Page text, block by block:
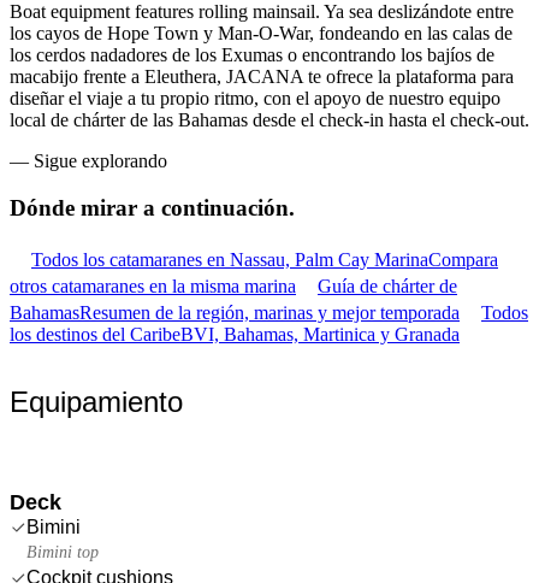
Boat equipment features rolling mainsail. Ya sea deslizándote entre
los cayos de Hope Town y Man-O-War, fondeando en las calas de
los cerdos nadadores de los Exumas o encontrando los bajíos de
macabijo frente a Eleuthera, JACANA te ofrece la plataforma para
diseñar el viaje a tu propio ritmo, con el apoyo de nuestro equipo
local de chárter de las Bahamas desde el check-in hasta el check-out.
— Sigue explorando
Dónde mirar a continuación.
Todos los catamaranes en Nassau, Palm Cay MarinaCompara
otros catamaranes en la misma marina
Guía de chárter de
BahamasResumen de la región, marinas y mejor temporada
Todos
los destinos del CaribeBVI, Bahamas, Martinica y Granada
Equipamiento
Deck
Bimini
Bimini top
Cockpit cushions